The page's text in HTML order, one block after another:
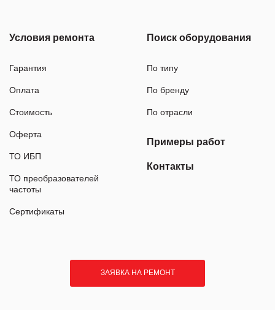
Условия ремонта
Гарантия
Оплата
Стоимость
Оферта
ТО ИБП
ТО преобразователей
частоты
Сертификаты
Поиск оборудования
По типу
По бренду
По отрасли
Примеры работ
Контакты
ЗАЯВКА НА РЕМОНТ